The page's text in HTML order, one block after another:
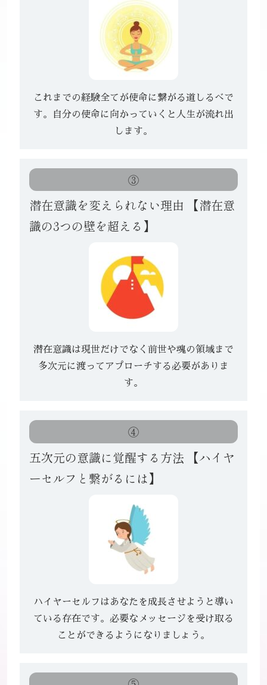
これまでの経験全てが使命に繋がる道しるべで
す。
自分の使命に向かっていくと人生が流れ出
します。
③
潜在意識を変えられない理由 【潜在意
識の3つの壁を超える】
潜在意識は現世だけでなく前世や魂の領域まで
多次元に渡ってアプローチする必要がありま
す。
④
五次元の意識に覚醒する方法 【ハイヤ
ーセルフと繋がるには】
ハイヤーセルフはあなたを成長させようと導い
ている存在です。必要なメッセージを受け取る
ことができるようになりましょう。